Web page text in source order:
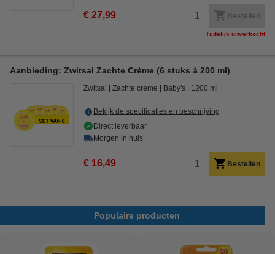
€ 27,99 Bestellen
Tijdelijk uitverkocht
Aanbieding: Zwitsal Zachte Crème (6 stuks à 200 ml)
Zwitsal Zachte creme Baby's 1200 ml
Bekijk de specificaties en beschrijving
Direct leverbaar
Morgen in huis
€ 16,49 Bestellen
Populaire producten